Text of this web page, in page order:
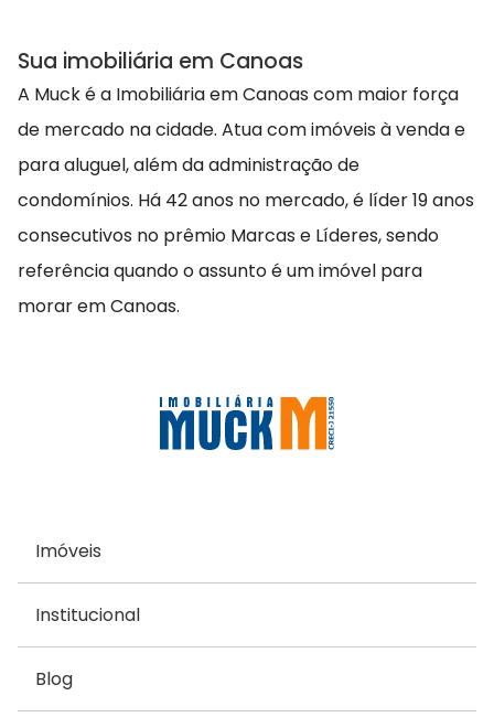
Sua imobiliária em Canoas
A Muck é a Imobiliária em Canoas com maior força
de mercado na cidade. Atua com imóveis à venda e
para aluguel, além da administração de
condomínios. Há 42 anos no mercado, é líder 19 anos
consecutivos no prêmio Marcas e Líderes, sendo
referência quando o assunto é um imóvel para
morar em Canoas.
Imóveis
Institucional
Blog